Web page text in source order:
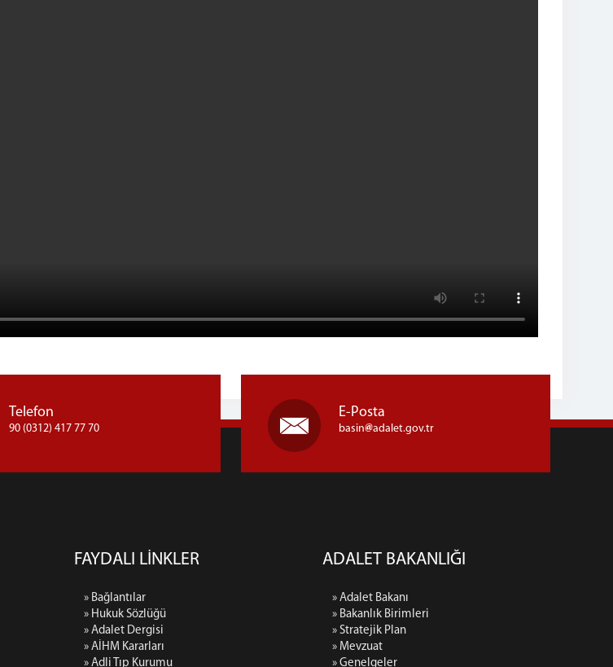
Telefon
90 (0312) 417 77 70
E-Posta
basin adalet.gov.tr
FAYDALI LİNKLER
» Bağlantılar
» Hukuk Sözlüğü
» Adalet Dergisi
» AİHM Kararları
» Adli Tıp Kurumu
ADALET BAKANLIĞI
» Adalet Bakanı
» Bakanlık Birimleri
» Stratejik Plan
» Mevzuat
» Genelgeler